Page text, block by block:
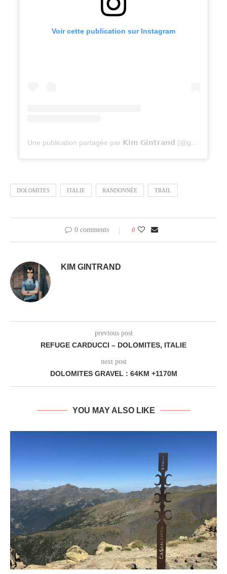
Voir cette publication sur Instagram
Une publication partagée par 𝗞𝗶𝗺 𝗚𝗶𝗻𝘁𝗿𝗮𝗻𝗱 (@gravel_kim)
DOLOMITES ITALIE RANDONNÉE TRAIL
0 comments 0
KIM GINTRAND
previous post
REFUGE CARDUCCI – DOLOMITES, ITALIE
next post
DOLOMITES GRAVEL : 64KM +1170M
YOU MAY ALSO LIKE